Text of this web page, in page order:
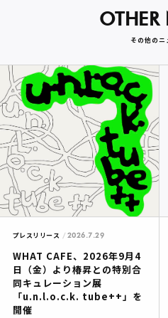
OTHER
その他のニ
プレスリリース 2026.7.29
WHAT CAFE、2026年9月4
日（金）より椿昇との特別合
同キュレーション展
「u.n.l.o.c.k. tube++」を
開催